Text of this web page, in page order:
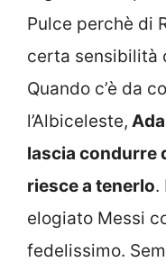
Pulce perchè di
certa sensibilità
Quando c’è da
l’Albiceleste,
lascia condurre
riesce a tenerlo.
elogiato Messi
fedelissimo.